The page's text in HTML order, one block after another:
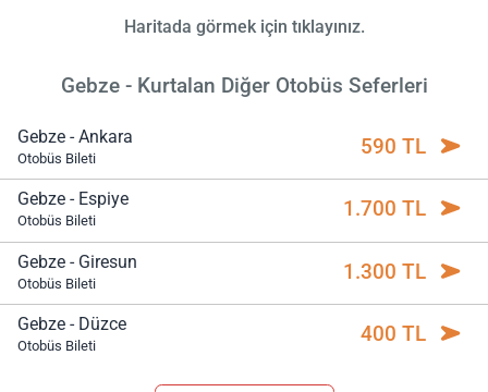
Haritada görmek için tıklayınız.
Gebze - Kurtalan Diğer Otobüs Seferleri
Gebze - Ankara
Otobüs Bileti 590 TL
Gebze - Espiye
Otobüs Bileti 1.700 TL
Gebze - Giresun
Otobüs Bileti 1.300 TL
Gebze - Düzce
Otobüs Bileti 400 TL